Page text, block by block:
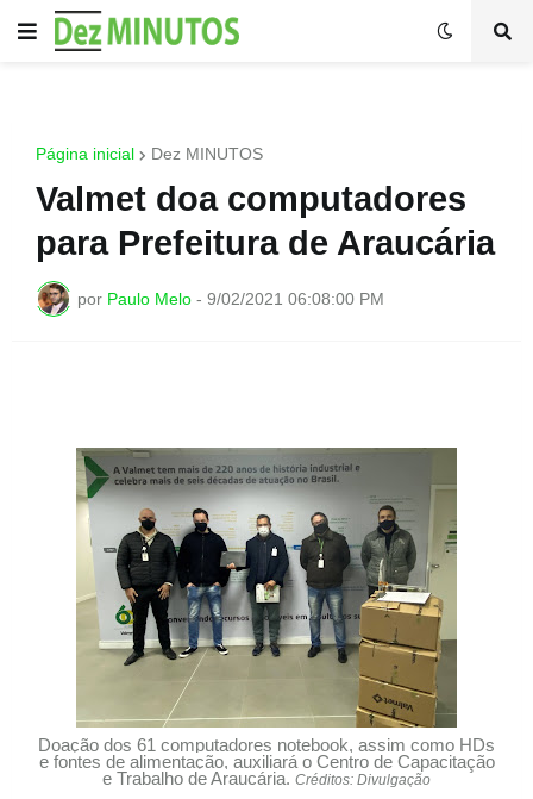
Página inicial Dez MINUTOS
Valmet doa computadores
para Prefeitura de Araucária
por Paulo Melo - 9/02/2021 06:08:00 PM
Doação dos 61 computadores notebook, assim como HDs
e fontes de alimentação, auxiliará o Centro de Capacitação
e Trabalho de Araucária. Créditos: Divulgação